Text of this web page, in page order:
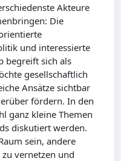
Akteure
Die
und interessierte
begreift sich als
gesellschaftlich
Ansätze sichtbar
fördern. In den
ganz kleine Themen
diskutiert werden.
sein, andere
vernetzen und